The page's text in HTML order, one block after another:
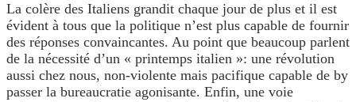
La colère des Italiens grandit chaque jour de plus et il est
évident à tous que la politique n’est plus capable de fournir
des réponses convaincantes. Au point que beaucoup parlent
de la nécessité d’un « printemps italien »: une révolution
aussi chez nous, non-violente mais pacifique capable de by
passer la bureaucratie agonisante. Enfin, une voie